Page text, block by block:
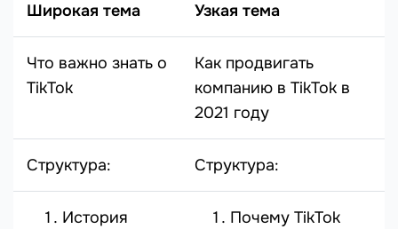
Широкая тема Узкая тема
Что важно знать о
TikTok
Как продвигать
компанию в TikTok в
2021 году
Структура: Структура:
История
Почему TikTok